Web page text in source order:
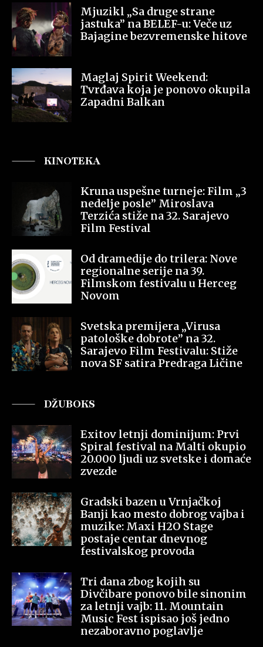
Mjuzikl „Sa druge strane
jastuka” na BELEF-u: Veče uz
Bajagine bezvremenske hitove
Maglaj Spirit Weekend:
Tvrđava koja je ponovo okupila
Zapadni Balkan
KINOTEKA
Kruna uspešne turneje: Film „3
nedelje posle” Miroslava
Terzića stiže na 32. Sarajevo
Film Festival
Od dramedije do trilera: Nove
regionalne serije na 39.
Filmskom festivalu u Herceg
Novom
Svetska premijera „Virusa
patološke dobrote” na 32.
Sarajevo Film Festivalu: Stiže
nova SF satira Predraga Ličine
DŽUBOKS
Exitov letnji dominijum: Prvi
Spiral festival na Malti okupio
20.000 ljudi uz svetske i domaće
zvezde
Gradski bazen u Vrnjačkoj
Banji kao mesto dobrog vajba i
muzike: Maxi H2O Stage
postaje centar dnevnog
festivalskog provoda
Tri dana zbog kojih su
Divčibare ponovo bile sinonim
za letnji vajb: 11. Mountain
Music Fest ispisao još jedno
nezaboravno poglavlje